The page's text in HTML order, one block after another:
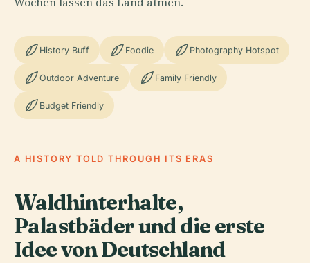
History Buff Foodie Photography Hotspot
Outdoor Adventure Family Friendly
Budget Friendly
A HISTORY TOLD THROUGH ITS ERAS
Waldhinterhalte,
Palastbäder und die erste
Idee von Deutschland